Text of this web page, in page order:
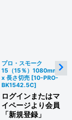
プロ・スモーク
15（15％）1080mm幅
x 長さ切売 [10-PRO-
BK1542.5C]
ログインまたはマ
イページより会員
「新規登録」